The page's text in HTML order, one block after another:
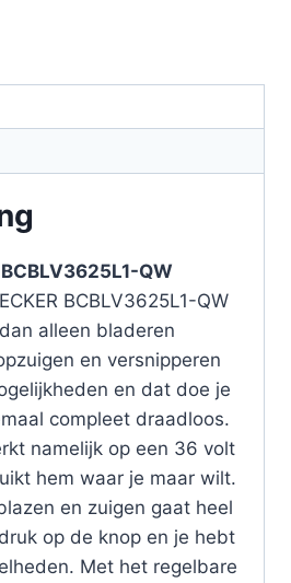
QW
BCBLV3625L1-QW
alleen bladeren
en versnipperen
en dat doe je
compleet draadloos.
namelijk op een 36 volt
hem waar je maar wilt.
en zuigen gaat heel
op de knop en je hebt
Met het regelbare